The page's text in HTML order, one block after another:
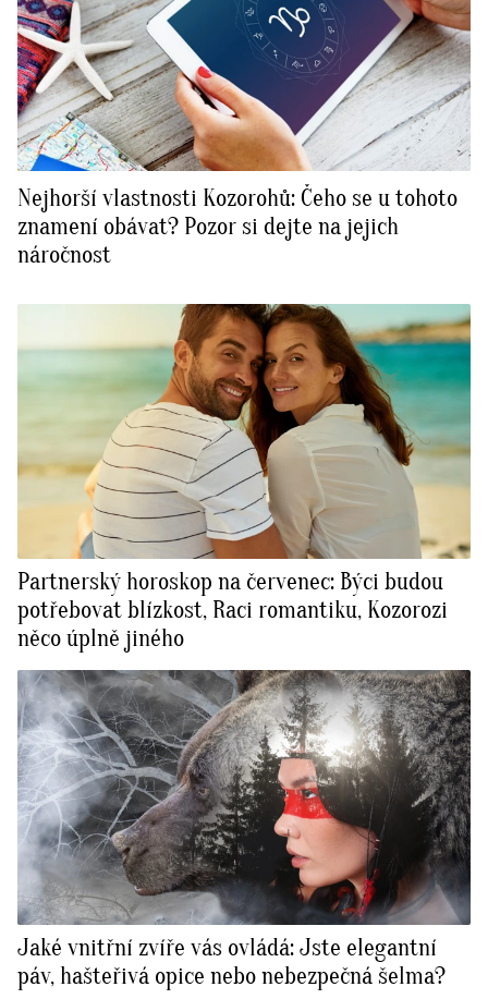
Nejhorší vlastnosti Kozorohů: Čeho se u tohoto
znamení obávat? Pozor si dejte na jejich
náročnost
Partnerský horoskop na červenec: Býci budou
potřebovat blízkost, Raci romantiku, Kozorozi
něco úplně jiného
Jaké vnitřní zvíře vás ovládá: Jste elegantní
páv, hašteřivá opice nebo nebezpečná šelma?